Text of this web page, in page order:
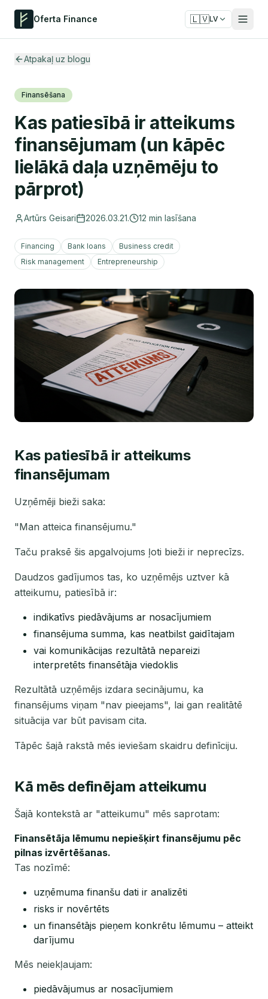
Oferta Finance 🇱🇻LV
Atpakaļ uz blogu
Finansēšana
Kas patiesībā ir atteikums
finansējumam (un kāpēc
lielākā daļa uzņēmēju to
pārprot)
Artūrs Geisari 2026.03.21. 12 min lasīšana
Financing Bank loans
Business credit
Risk management
Entrepreneurship
Kas patiesībā ir atteikums
finansējumam
Uzņēmēji bieži saka:
"Man atteica finansējumu."
Taču praksē šis apgalvojums ļoti bieži ir neprecīzs.
Daudzos gadījumos tas, ko uzņēmējs uztver kā
atteikumu, patiesībā ir:
indikatīvs piedāvājums ar nosacījumiem
finansējuma summa, kas neatbilst gaidītajam
vai komunikācijas rezultātā nepareizi
interpretēts finansētāja viedoklis
Rezultātā uzņēmējs izdara secinājumu, ka
finansējums viņam "nav pieejams", lai gan realitātē
situācija var būt pavisam cita.
Tāpēc šajā rakstā mēs ieviešam skaidru definīciju.
Kā mēs definējam atteikumu
Šajā kontekstā ar "atteikumu" mēs saprotam:
Finansētāja lēmumu nepiešķirt finansējumu pēc
pilnas izvērtēšanas.
Tas nozīmē:
uzņēmuma finanšu dati ir analizēti
risks ir novērtēts
un finansētājs pieņem konkrētu lēmumu – atteikt
darījumu
Mēs neiekļaujam:
piedāvājumus ar nosacījumiem